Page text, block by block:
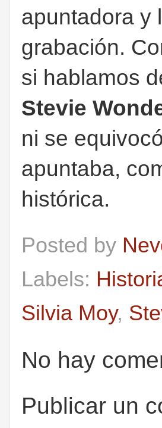
apuntadora y
grabación.
si hablamos
Stevie
ni se
apuntaba,
histórica.
Posted by
Labels:
Silvia Moy,
No hay
Publicar un